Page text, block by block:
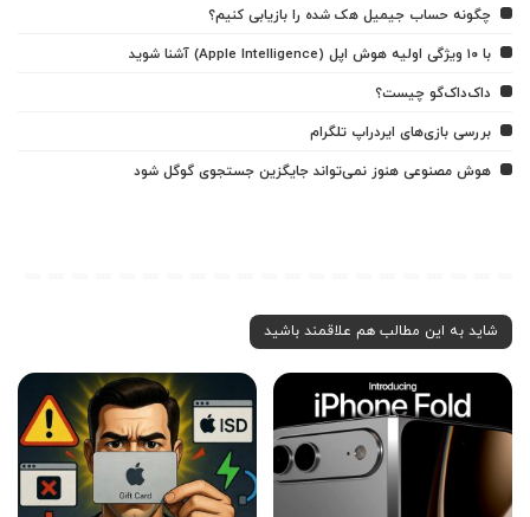
چگونه حساب جیمیل هک شده را بازیابی کنیم؟
با ۱۰ ویژگی اولیه هوش اپل (Apple Intelligence) آشنا شوید
داک‌داک‌گو چیست؟
بررسی بازی‌های ایردراپ تلگرام
هوش مصنوعی هنوز نمی‌تواند جایگزین جستجوی گوگل شود
شاید به این مطالب هم علاقمند باشید